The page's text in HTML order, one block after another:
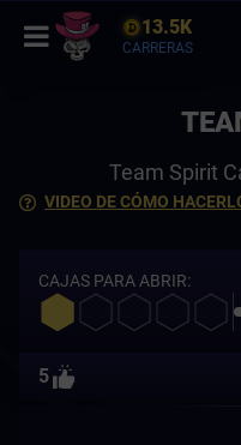
13.5K
CARRERAS
VIDEO DE CÓMO
Team Spirit
CAJAS PARA ABRIR:
5